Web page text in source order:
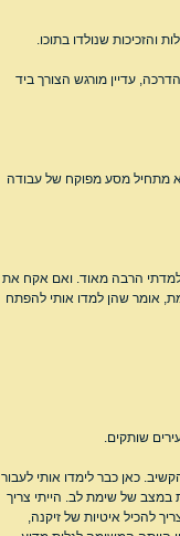
שנולדו בתוכו.
עדיין מורגש הצורך ביד
מתחיל מסע מפוקח של עבודה
למדתי הרבה מאוד. ואם אקח את
אומר שהן למדו אותי להפתח
שותקים.
כאן כבר לימדו אותי לעבור
במצב של שימת לב. הייתי צריך
להכיל איטיות של זיקנה,